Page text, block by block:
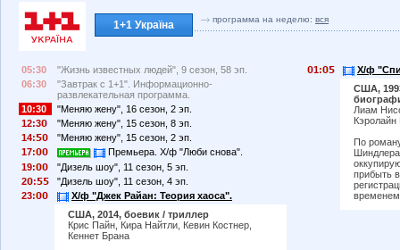
1+1 Україна программа на неделю: вся
05:30
"Жизнь известных людей", 9 сезон, 58 эп.
06:30
"Завтрак с 1+1". Информационно-
развлекательная программа.
10:30
"Меняю жену", 16 сезон, 2 эп.
12:3
"Меняю жену", 15 сезон, 8 эп.
14:
"Меняю жену", 15 сезон, 2 эп.
17:
Премьера. Х/ф "Люби снова".
19:
"Дизель шоу", 11 сезон, 5 эп.
2
:
"Дизель шоу", 11 сезон, 4 эп.
23:
Х/ф "Джек Райан: Теория хаоса".
США, 2014, боевик / триллер
Крис Пайн, Кира Найтли, Кевин Костнер,
Кеннет Брана
1:
Х/ф
США,
Лиам
Кэролайн
По
прибыть